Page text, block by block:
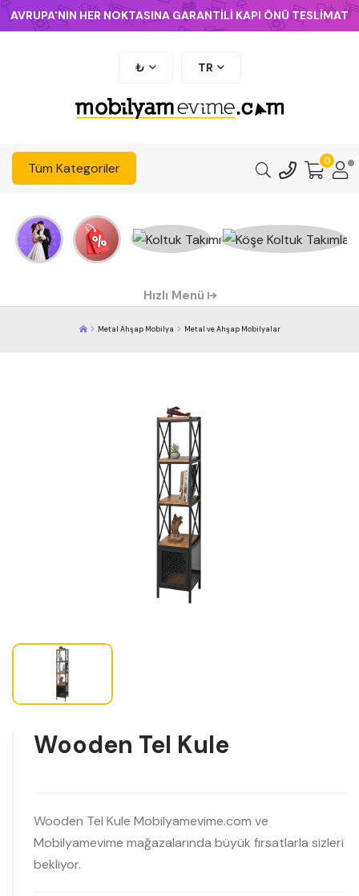
AVRUPA'NIN HER NOKTASINA GARANTİLİ KAPI ÖNÜ TESLİMAT
₺ TR
Tüm Kategoriler 0
Hızlı Menü
Metal Ahşap Mobilya Metal ve Ahşap Mobilyalar
Wooden Tel Kule
Wooden Tel Kule Mobilyamevime.com ve
Mobilyamevime mağazalarında büyük fırsatlarla sizleri
bekliyor.